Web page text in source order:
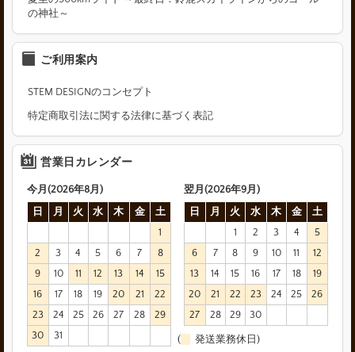
の神社～
ご利用案内
STEM DESIGNのコンセプト
特定商取引法に関する法律に基づく表記
営業日カレンダー
今月(2026年8月)
日
月 火 水 木 金
土
1
2
3 4 5 6 7
8
9
10 11 12 13 14
15
16
17 18 19 20 21
22
23
24 25 26 27 28
29
30
31
翌月(2026年9月)
日
月 火 水 木 金
土
1
2 3 4
5
6
7 8 9 10 11
12
13
14 15 16 17 18
19
20
21 22 23 24 25
26
27
28 29 30
( 発送業務休日)